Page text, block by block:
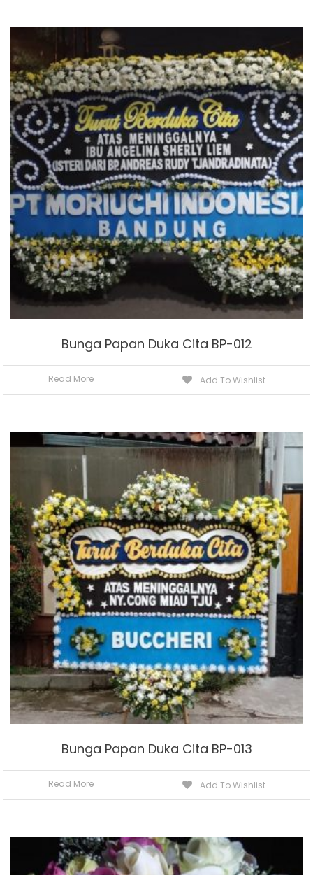
Bunga Papan Duka Cita BP-012
Read More Add To Wishlist
Bunga Papan Duka Cita BP-013
Read More Add To Wishlist